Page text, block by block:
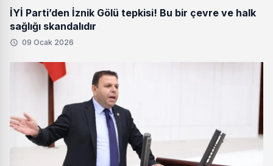
İYİ Parti’den İznik Gölü tepkisi! Bu bir çevre ve halk
sağlığı skandalıdır
09 Ocak 2026